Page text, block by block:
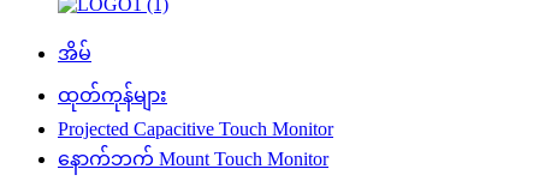
အိမ်
ထုတ်ကုန်များ
Projected Capacitive Touch Monitor
နောက်ဘက် Mount Touch Monitor